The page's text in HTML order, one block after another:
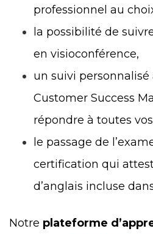
professionnel au
la possibilité de
en visioconférence,
un suivi personnalisé
Customer Success
répondre à toutes
le passage de
certification qui
d’anglais incluse
Notre plateforme